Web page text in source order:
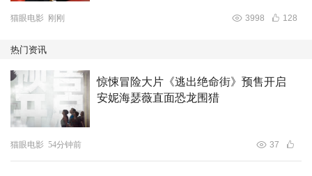
在DEEPSEEK、宇树科技等杭州科技“六小龙”大火出圈的
大背景下，仇晟作为“杭州新浪潮”电影代表导演之一，在延
续对杭州人文传统和城市发展的当代观照的同时，首度以电
影创作回应了人类最前沿和最古老的两个话题：人工智能和
猫眼电影 刚刚 3998 128
热门资讯
惊悚冒险大片《逃出绝命街》预售开启
安妮海瑟薇直面恐龙围猎
猫眼电影 54分钟前 37